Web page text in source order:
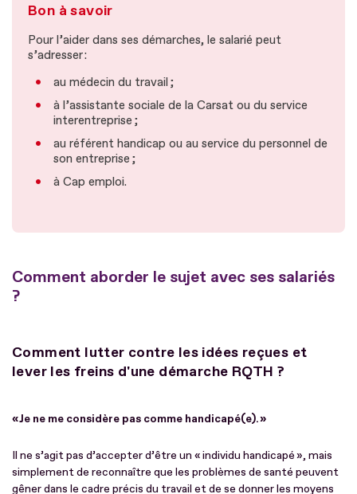
Bon à savoir
Pour l’aider dans ses démarches, le salarié peut
s’adresser :
au médecin du travail ;
à l’assistante sociale de la Carsat ou du service
interentreprise ;
au référent handicap ou au service du personnel de
son entreprise ;
à Cap emploi.
Comment aborder le sujet avec ses salariés
?
Comment lutter contre les idées reçues et
lever les freins d'une démarche RQTH ?
« Je ne me considère pas comme handicapé(e). »
Il ne s’agit pas d’accepter d’être un « individu handicapé », mais
simplement de reconnaître que les problèmes de santé peuvent
gêner dans le cadre précis du travail et de se donner les moyens